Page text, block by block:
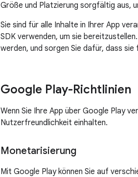
Größe und Platzierung sorgfältig aus,
Sie sind für alle Inhalte in Ihrer App
SDK verwenden, um sie
werden, und sorgen Sie dafür, dass
Google Play-Richtlinien
Wenn Sie Ihre App über Google Play
Nutzerfreundlichkeit einhalten.
Monetarisierung
Mit Google Play können Sie auf